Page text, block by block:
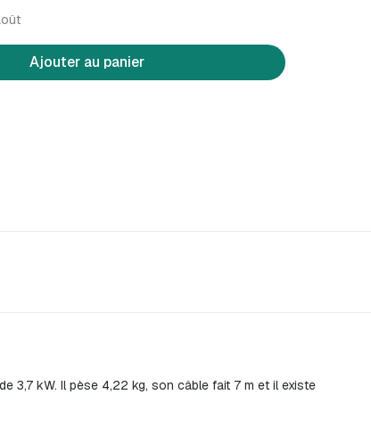
Ajouter au panier
3,7 kW. Il pèse 4,22 kg, son câble fait 7 m et il existe